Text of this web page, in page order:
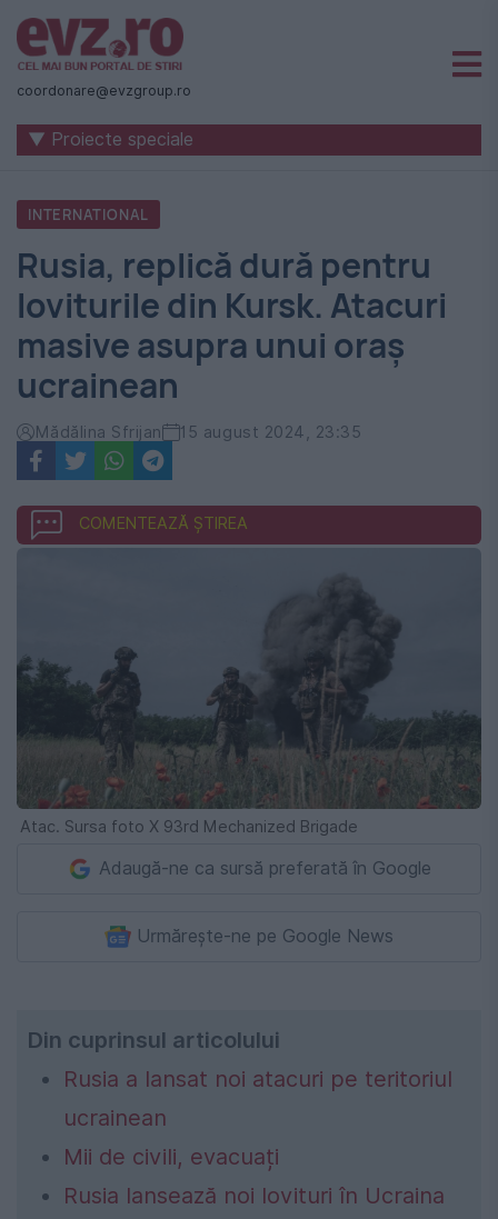
Știri
naționale
internaționale
România
-
Evenimentul
Zilei
coordonare@evzgroup.ro
▼ Proiecte speciale
INTERNATIONAL
Rusia, replică dură pentru
loviturile din Kursk. Atacuri
masive asupra unui oraș
ucrainean
Mădălina Sfrijan 15 august 2024, 23:35
COMENTEAZĂ ȘTIREA
Atac. Sursa foto X 93rd Mechanized Brigade
Adaugă-ne ca sursă preferată în Google
Urmărește-ne pe Google News
Din cuprinsul articolului
Rusia a lansat noi atacuri pe teritoriul
ucrainean
Mii de civili, evacuați
Rusia lansează noi lovituri în Ucraina